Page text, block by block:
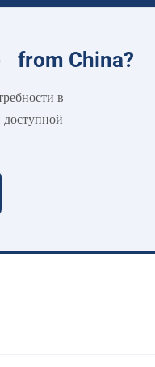
from China?
в